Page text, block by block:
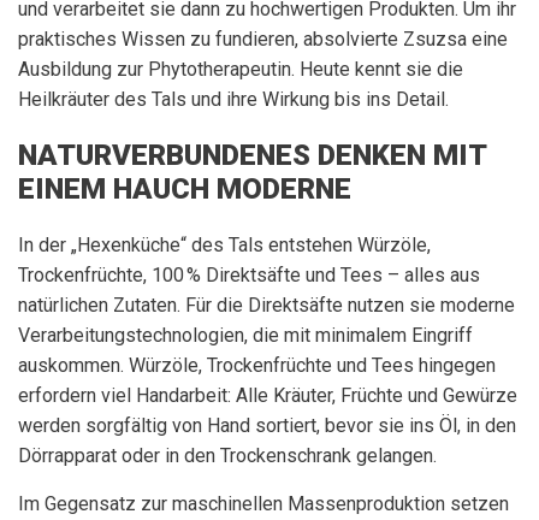
und verarbeitet sie dann zu hochwertigen Produkten. Um ihr
praktisches Wissen zu fundieren, absolvierte Zsuzsa eine
Ausbildung zur Phytotherapeutin. Heute kennt sie die
Heilkräuter des Tals und ihre Wirkung bis ins Detail.
NATURVERBUNDENES DENKEN MIT
EINEM HAUCH MODERNE
In der „Hexenküche“ des Tals entstehen Würzöle,
Trockenfrüchte, 100 % Direktsäfte und Tees – alles aus
natürlichen Zutaten. Für die Direktsäfte nutzen sie moderne
Verarbeitungstechnologien, die mit minimalem Eingriff
auskommen. Würzöle, Trockenfrüchte und Tees hingegen
erfordern viel Handarbeit: Alle Kräuter, Früchte und Gewürze
werden sorgfältig von Hand sortiert, bevor sie ins Öl, in den
Dörrapparat oder in den Trockenschrank gelangen.
Im Gegensatz zur maschinellen Massenproduktion setzen